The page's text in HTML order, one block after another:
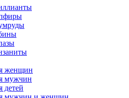
женщин
мужчин
детей